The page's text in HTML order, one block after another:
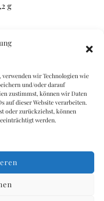
wir Technologien wie
und/oder darauf
zustimmst, können wir Daten
auf dieser Website verarbeiten.
oder zurückziehst, können
werden.
g